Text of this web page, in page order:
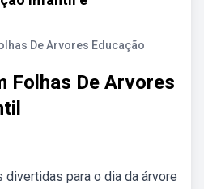
De Arvores Educação
Folhas De Arvores
para o dia da árvore